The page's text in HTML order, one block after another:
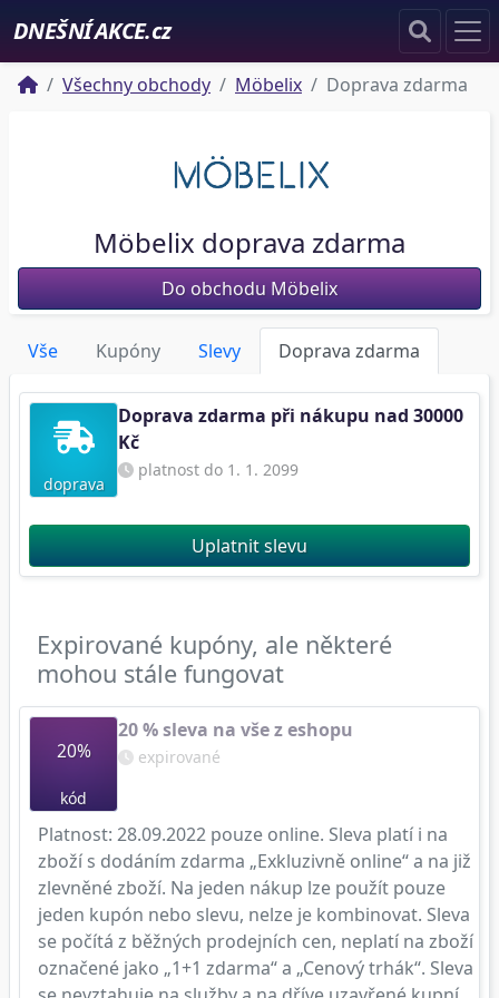
DNEŠNÍ AKCE.cz
Všechny obchody Möbelix Doprava zdarma
Möbelix doprava zdarma
Do obchodu Möbelix
Vše Kupóny Slevy Doprava zdarma
doprava
Doprava zdarma při nákupu nad 30000
Kč
platnost do 1. 1. 2099
Uplatnit slevu
Expirované kupóny, ale některé
mohou stále fungovat
20%
kód
20 % sleva na vše z eshopu
expirované
Platnost: 28.09.2022 pouze online. Sleva platí i na
zboží s dodáním zdarma „Exkluzivně online“ a na již
zlevněné zboží. Na jeden nákup lze použít pouze
jeden kupón nebo slevu, nelze je kombinovat. Sleva
se počítá z běžných prodejních cen, neplatí na zboží
označené jako „1+1 zdarma“ a „Cenový trhák“. Sleva